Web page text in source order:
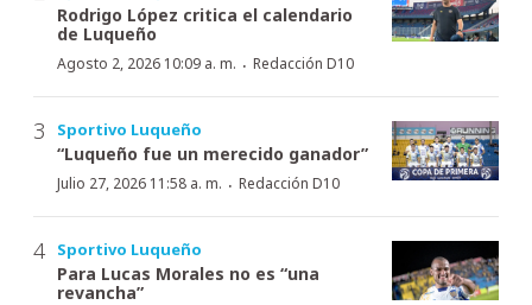
Rodrigo López critica el calendario
de Luqueño
Agosto 2, 2026 10:09 a. m. · Redacción D10
Sportivo Luqueño
“Luqueño fue un merecido ganador”
Julio 27, 2026 11:58 a. m. · Redacción D10
Sportivo Luqueño
Para Lucas Morales no es “una
revancha”